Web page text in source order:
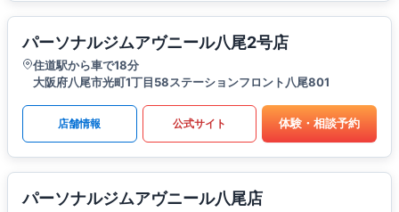
パーソナルジムアヴニール八尾2号店
住道駅から車で18分
大阪府八尾市光町1丁目58ステーションフロント八尾801
店舗情報 公式サイト 体験・相談予約
パーソナルジムアヴニール八尾店